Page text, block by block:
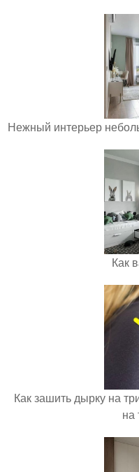
Нежный интерьер
Как
Как зашить дырку на
на